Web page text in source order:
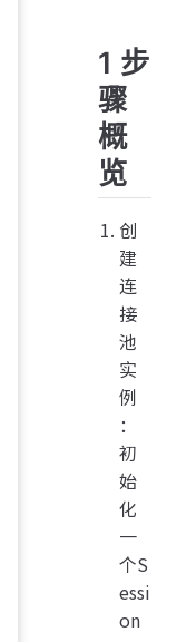
1 步
骤
概
览
创
建
连
接
池
实
例
：
初
始
化
一
个S
essi
on